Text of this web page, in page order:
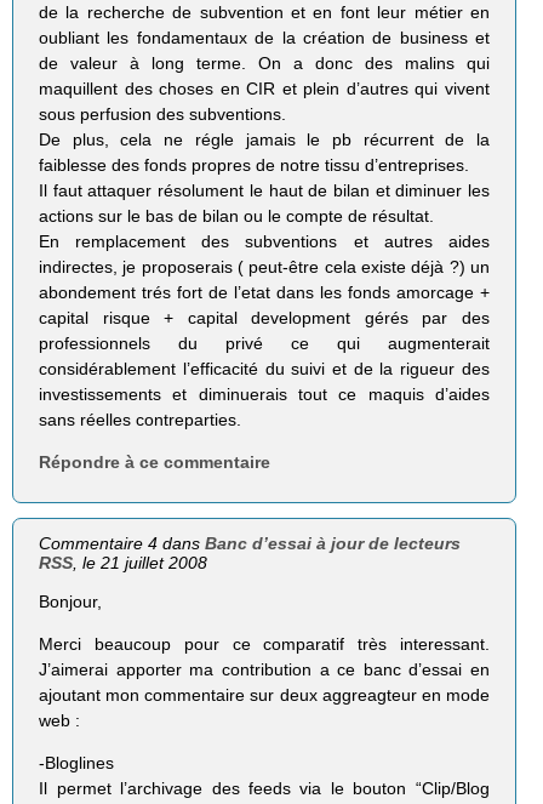
de la recherche de subvention et en font leur métier en
oubliant les fondamentaux de la création de business et
de valeur à long terme. On a donc des malins qui
maquillent des choses en CIR et plein d’autres qui vivent
sous perfusion des subventions.
De plus, cela ne régle jamais le pb récurrent de la
faiblesse des fonds propres de notre tissu d’entreprises.
Il faut attaquer résolument le haut de bilan et diminuer les
actions sur le bas de bilan ou le compte de résultat.
En remplacement des subventions et autres aides
indirectes, je proposerais ( peut-être cela existe déjà ?) un
abondement trés fort de l’etat dans les fonds amorcage +
capital risque + capital development gérés par des
professionnels du privé ce qui augmenterait
considérablement l’efficacité du suivi et de la rigueur des
investissements et diminuerais tout ce maquis d’aides
sans réelles contreparties.
Répondre à ce commentaire
Commentaire 4 dansBanc d’essai à jour de lecteurs
RSS , le 21 juillet 2008
Bonjour,
Merci beaucoup pour ce comparatif très interessant.
J’aimerai apporter ma contribution a ce banc d’essai en
ajoutant mon commentaire sur deux aggreagteur en mode
web :
-Bloglines
Il permet l’archivage des feeds via le bouton “Clip/Blog